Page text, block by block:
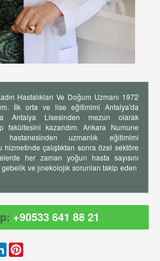
Hastalıkları Ve Doğum Uzmanı 1972
İlk orta ve lise eğitimimi Antalya'da
Antalya Lisesinden mezun olarak
fakültesini kazandım. Ankara Numune
uzmanlık eğitimimi
hizmetinde çalıştıktan sonra özel sektöre
her zaman yoğun hasta sayısını
ve jınekolojık sorunları takip eden
+90533 641 88 21
LinkedIn